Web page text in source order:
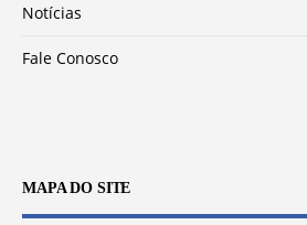
Notícias
Fale Conosco
MAPA DO SITE